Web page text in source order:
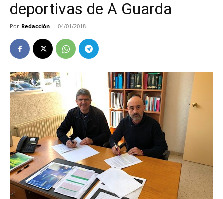
deportivas de A Guarda
Por Redacción - 04/01/2018